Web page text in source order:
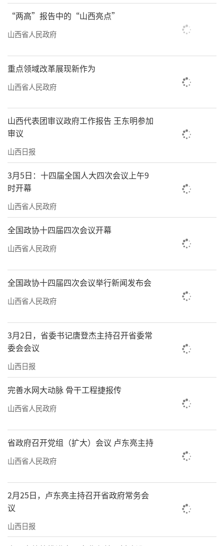
个，让云冈文化走出武周山、走向全世界。构
建人防技防结合的立体安全防线，联合多方筑
牢文物法治屏障，让千年石窟在活化利用中焕
发蓬勃生机。
我们锤炼过硬队伍，以党建引领护航事业
计引进和自主培养博士11人，公开招聘硕士34
人，专业技术人员占比提升至41%。始终扛牢
全面从严治党主体责任，强化作风建设，打造
出一支政治过硬、业务精湛、甘于奉献的文保
铁军。全体干部职工用初心守护瑰宝，让云冈
保护事业始终沿着正确方向稳步前行。
面向“十五五”，我们将继续深耕文物保
护、深化学术研究、深拓文旅融合，全力守护
好云冈石窟这一人类文明瑰宝，为传承中华优
秀传统文化、增强文化自信、铸牢中华民族共
同体意识作出更大贡献。（云冈研究院党委书
记刘建勇）
亲历者说
云冈研究院文旅融合发展中心主任崔晓霞：
“噔噔噔！”5月7日，只听一阵由远及近
的脚步声，云冈研究院文旅融合发展中心主任
致的妆容、干练的工装衬得人格外精神。
说起2020年5月11日这一天，她的眼神十分
把讲稿翻来覆去过了好几遍。”真正见到习近
平总书记那一刻，所有的紧张却被一种奇异的
平静取代。“习近平总书记特别和蔼，看石窟
看得非常认真，问得也很详细。”听她讲到云
“两高”报告中的“山西亮点”
山西省人民政府
重点领域改革展现新作为
山西省人民政府
山西代表团审议政府工作报告 王东明参加
审议
山西日报
3月5日：十四届全国人大四次会议上午9
时开幕
山西省人民政府
全国政协十四届四次会议开幕
山西省人民政府
全国政协十四届四次会议举行新闻发布会
山西省人民政府
3月2日，省委书记唐登杰主持召开省委常
委会会议
山西日报
完善水网大动脉 骨干工程捷报传
山西省人民政府
省政府召开党组（扩大）会议 卢东亮主持
山西省人民政府
2月25日，卢东亮主持召开省政府常务会
议
山西日报